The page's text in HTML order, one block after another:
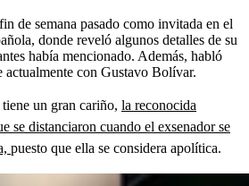
de semana pasado como invitada en el
donde reveló algunos detalles de su
había mencionado. Además, habló
actualmente con Gustavo Bolívar.
un gran cariño, la reconocida
se distanciaron cuando el exsenador se
puesto que ella se considera apolítica.